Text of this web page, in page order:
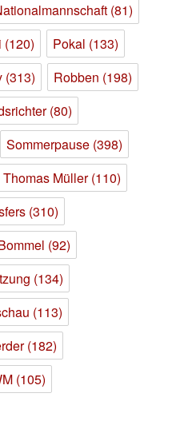
(81)
(120) Pokal (133)
(313) Robben (198)
(80)
Sommerpause (398)
Thomas Müller(110)
(310)
(92)
(134)
(113)
(182)
(105)